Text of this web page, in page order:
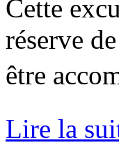
Cette
réserve
être
Lire la